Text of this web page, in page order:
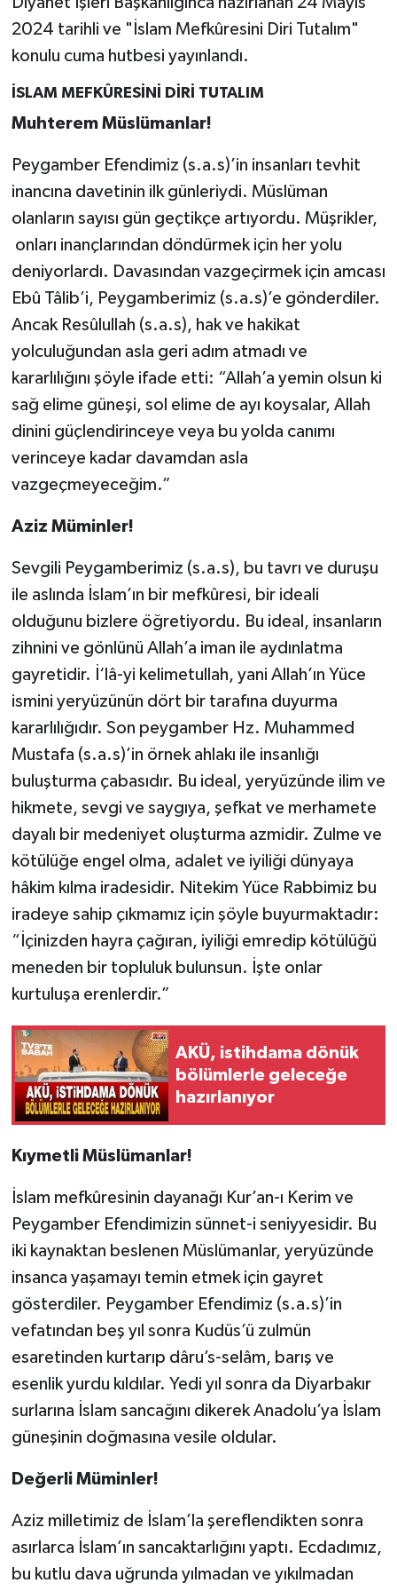
2024 tarihli ve "İslam Mefkûresini Diri Tutalım"
konulu cuma hutbesi yayınlandı.
İSLAM MEFKÛRESİNİ DİRİ TUTALIM
Muhterem Müslümanlar!
Peygamber Efendimiz (s.a.s)’in insanları tevhit
inancına davetinin ilk günleriydi. Müslüman
olanların sayısı gün geçtikçe artıyordu. Müşrikler,
onları inançlarından döndürmek için her yolu
deniyorlardı. Davasından vazgeçirmek için amcası
Ebû Tâlib’i, Peygamberimiz (s.a.s)’e gönderdiler.
Ancak Resûlullah (s.a.s), hak ve hakikat
yolculuğundan asla geri adım atmadı ve
kararlılığını şöyle ifade etti: “Allah’a yemin olsun ki
sağ elime güneşi, sol elime de ayı koysalar, Allah
dinini güçlendirinceye veya bu yolda canımı
verinceye kadar davamdan asla
vazgeçmeyeceğim.”
Aziz Müminler!
Sevgili Peygamberimiz (s.a.s), bu tavrı ve duruşu
ile aslında İslam’ın bir mefkûresi, bir ideali
olduğunu bizlere öğretiyordu. Bu ideal, insanların
zihnini ve gönlünü Allah’a iman ile aydınlatma
gayretidir. İ‘lâ-yi kelimetullah, yani Allah’ın Yüce
ismini yeryüzünün dört bir tarafına duyurma
kararlılığıdır. Son peygamber Hz. Muhammed
Mustafa (s.a.s)’in örnek ahlakı ile insanlığı
buluşturma çabasıdır. Bu ideal, yeryüzünde ilim ve
hikmete, sevgi ve saygıya, şefkat ve merhamete
dayalı bir medeniyet oluşturma azmidir. Zulme ve
kötülüğe engel olma, adalet ve iyiliği dünyaya
hâkim kılma iradesidir. Nitekim Yüce Rabbimiz bu
iradeye sahip çıkmamız için şöyle buyurmaktadır:
“İçinizden hayra çağıran, iyiliği emredip kötülüğü
meneden bir topluluk bulunsun. İşte onlar
kurtuluşa erenlerdir.”
AKÜ, istihdama dönük
bölümlerle geleceğe
hazırlanıyor
Kıymetli Müslümanlar!
İslam mefkûresinin dayanağı Kur’an-ı Kerim ve
Peygamber Efendimizin sünnet-i seniyyesidir. Bu
iki kaynaktan beslenen Müslümanlar, yeryüzünde
insanca yaşamayı temin etmek için gayret
gösterdiler. Peygamber Efendimiz (s.a.s)’in
vefatından beş yıl sonra Kudüs’ü zulmün
esaretinden kurtarıp dâru’s-selâm, barış ve
esenlik yurdu kıldılar. Yedi yıl sonra da Diyarbakır
surlarına İslam sancağını dikerek Anadolu’ya İslam
güneşinin doğmasına vesile oldular.
Değerli Müminler!
Aziz milletimiz de İslam’la şereflendikten sonra
asırlarca İslam’ın sancaktarlığını yaptı. Ecdadımız,
bu kutlu dava uğrunda yılmadan ve yıkılmadan